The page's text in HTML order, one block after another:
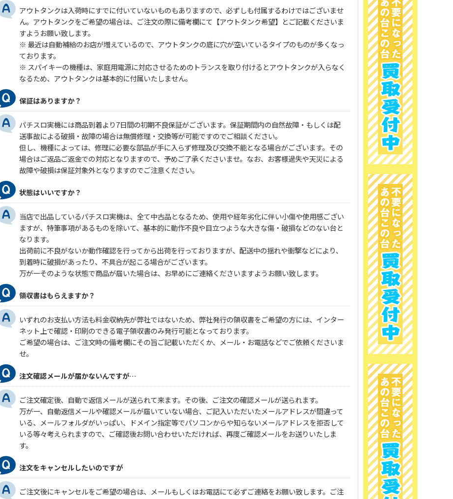
アウトタンクは入荷時にすでに付いていないものもありますので、必ずしも付属するわけではございませ
ん。アウトタンクをご希望の場合は、ご注文の際に備考欄にて【アウトタンク希望】とご記載くださいま
すようお願い致します。
※ 最近は自動補給のお店が増えているので、アウトタンクの底に穴が空いているタイプのものが多くなっ
ております。
※ スパイキーの機種は、家庭用電源に対応させるためのトランスを取り付けるとアウトタンクが入らなく
なるため、アウトタンクは基本的に付属いたしません。
保証はありますか？
パチスロ実機には商品到着より7日間の初期不良保証がございます。保証期間内の自然故障・もしくは配
送事故による破損・故障の場合は無償修理・交換等が可能ですのでご相談ください。
但し、機種によっては、修理に必要な部品が手に入らず修理及び交換不能となる場合がございます。その
場合はご返品ご返金での対応となりますので、予めご了承くださいませ。なお、お客様過失や天災による
故障や破損は保証対象外となりますのでご注意ください。
状態はいいですか？
当店で出品しているパチスロ実機は、全て中古品となるため、使用や経年劣化に伴い小傷や使用感ござい
ますが、特筆事項があるものを除いて、基本的に動作不良や目立つような大きな傷・破損などのない台と
なります。
出荷前に不良がないか動作確認を行ってから出荷を行っておりますが、配送中の揺れや衝撃などにより、
到着時に破損があったり、不具合が起こる場合がございます。
万が一そのような状態で商品が届いた場合は、お早めにご連絡くださいますようお願い致します。
領収書はもらえますか？
いずれのお支払い方法も料金収納先が弊社ではないため、弊社発行の領収書をご希望の方には、インター
ネット上で確認・印刷のできる電子領収書のみ発行可能となっております。
ご希望の場合は、ご注文時の備考欄にその旨ご記載いただくか、メール・お電話などでご依頼くださいま
せ。
注文確認メールが届かないんですが…
ご注文確定後、自動で返信メールが送られて来ます。その後、ご注文の確認メールが送られます。
万が一、自動返信メールや確認メールが届いていない場合、ご記入いただいたメールアドレスが間違って
いる、メールフォルダがいっぱい、ドメイン指定等でパソコンからや知らないメールアドレスを拒否して
いる等々考えられますので、ご確認後お問い合わせいただければ、再度ご確認メールをお送りいたしま
す。
注文をキャンセルしたいのですが
ご注文後にキャンセルをご希望の場合は、メールもしくはお電話にて必ずご連絡をお願い致します。ご注